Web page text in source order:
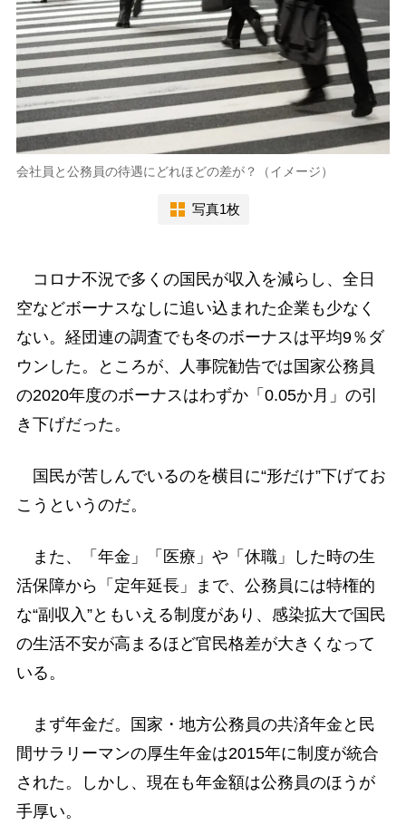
会社員と公務員の待遇にどれほどの差が？（イメージ）
写真1枚
コロナ不況で多くの国民が収入を減らし、全日
空などボーナスなしに追い込まれた企業も少なく
ない。経団連の調査でも冬のボーナスは平均9％ダ
ウンした。ところが、人事院勧告では国家公務員
の2020年度のボーナスはわずか「0.05か月」の引
き下げだった。
国民が苦しんでいるのを横目に“形だけ”下げてお
こうというのだ。
また、「年金」「医療」や「休職」した時の生
活保障から「定年延長」まで、公務員には特権的
な“副収入”ともいえる制度があり、感染拡大で国民
の生活不安が高まるほど官民格差が大きくなって
いる。
まず年金だ。国家・地方公務員の共済年金と民
間サラリーマンの厚生年金は2015年に制度が統合
された。しかし、現在も年金額は公務員のほうが
手厚い。